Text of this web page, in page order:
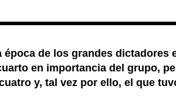
época de los grandes
en importancia del grupo,
y, tal vez por ello, el que